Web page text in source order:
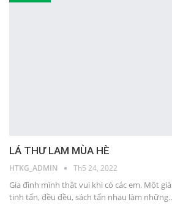
LÁ THƯ LAM MÙA HÈ
HTKG_ADMIN Th5 24, 2022
Gia đình mình thật vui khi có các em. Một
tinh tấn, đều đều, sách tấn nhau làm